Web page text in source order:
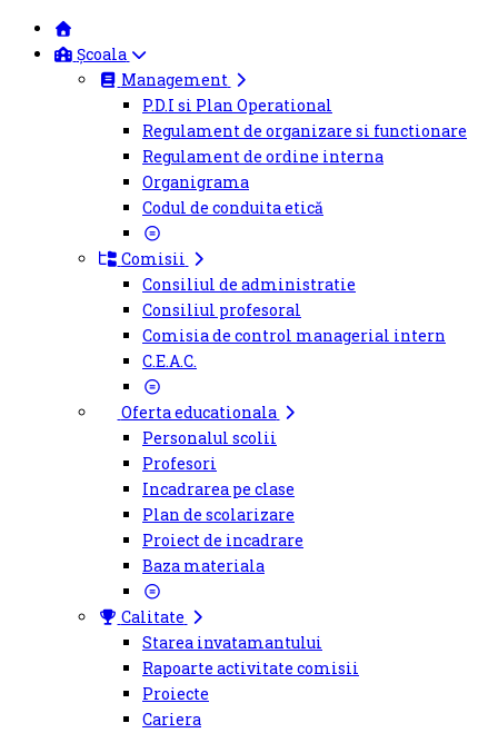
Școala
Management
P.D.I si Plan Operational
Regulament de organizare si functionare
Regulament de ordine interna
Organigrama
Codul de conduita etică
Comisii
Consiliul de administratie
Consiliul profesoral
Comisia de control managerial intern
C.E.A.C.
Oferta educationala
Personalul scolii
Profesori
Incadrarea pe clase
Plan de scolarizare
Proiect de incadrare
Baza materiala
Calitate
Starea invatamantului
Rapoarte activitate comisii
Proiecte
Cariera